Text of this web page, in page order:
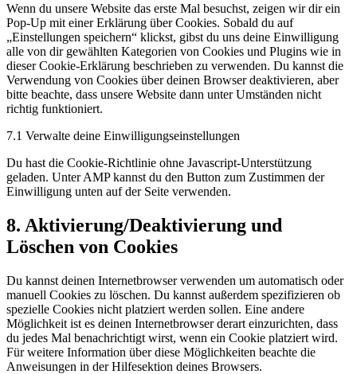
Wenn du unsere Website das erste Mal besuchst, zeigen wir dir ein
Pop-Up mit einer Erklärung über Cookies. Sobald du auf
„Einstellungen speichern“ klickst, gibst du uns deine Einwilligung
alle von dir gewählten Kategorien von Cookies und Plugins wie in
dieser Cookie-Erklärung beschrieben zu verwenden. Du kannst die
Verwendung von Cookies über deinen Browser deaktivieren, aber
bitte beachte, dass unsere Website dann unter Umständen nicht
richtig funktioniert.
7.1 Verwalte deine Einwilligungseinstellungen
Du hast die Cookie-Richtlinie ohne Javascript-Unterstützung
geladen. Unter AMP kannst du den Button zum Zustimmen der
Einwilligung unten auf der Seite verwenden.
8. Aktivierung/Deaktivierung und
Löschen von Cookies
Du kannst deinen Internetbrowser verwenden um automatisch oder
manuell Cookies zu löschen. Du kannst außerdem spezifizieren ob
spezielle Cookies nicht platziert werden sollen. Eine andere
Möglichkeit ist es deinen Internetbrowser derart einzurichten, dass
du jedes Mal benachrichtigt wirst, wenn ein Cookie platziert wird.
Für weitere Information über diese Möglichkeiten beachte die
Anweisungen in der Hilfesektion deines Browsers.